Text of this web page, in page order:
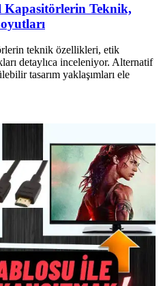
Kapasitörlerin Teknik,
teknik özellikleri, etik
detaylıca inceleniyor. Alternatif
tasarım yaklaşımları ele